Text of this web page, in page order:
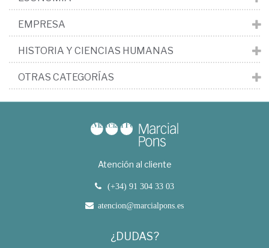
EMPRESA
HISTORIA Y CIENCIAS HUMANAS
OTRAS CATEGORÍAS
Atención al cliente
(+34) 91 304 33 03
atencion@marcialpons.es
¿DUDAS?